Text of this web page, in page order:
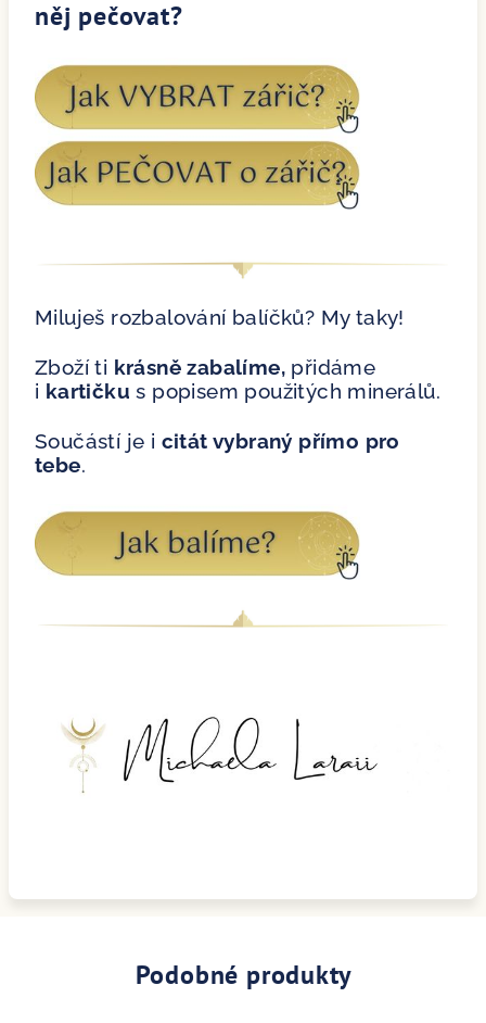
něj pečovat?
Miluješ rozbalování balíčků? My taky!
Zboží ti krásně zabalíme, přidáme
i kartičku s popisem použitých minerálů.
Součástí je i citát vybraný přímo pro
tebe.
Podobné produkty